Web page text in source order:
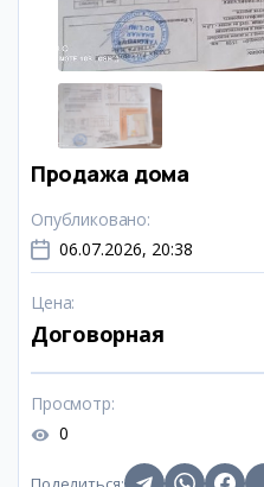
Продажа дома
Опубликовано:
06.07.2026, 20:38
Цена:
Договорная
Просмотр:
0